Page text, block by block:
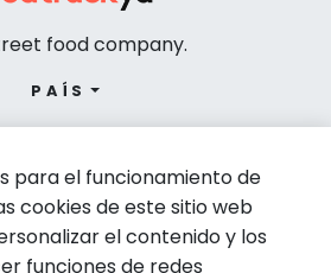
food company.
PAÍS
para el funcionamiento de
cookies de este sitio web
el contenido y los
funciones de redes